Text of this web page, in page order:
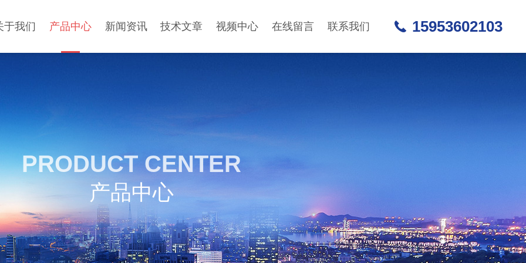
于我们 产品中心 新闻资讯 技术文章 视频中心 在线留言 联系我们 15953602103
PRODUCT CENTER
产品中心